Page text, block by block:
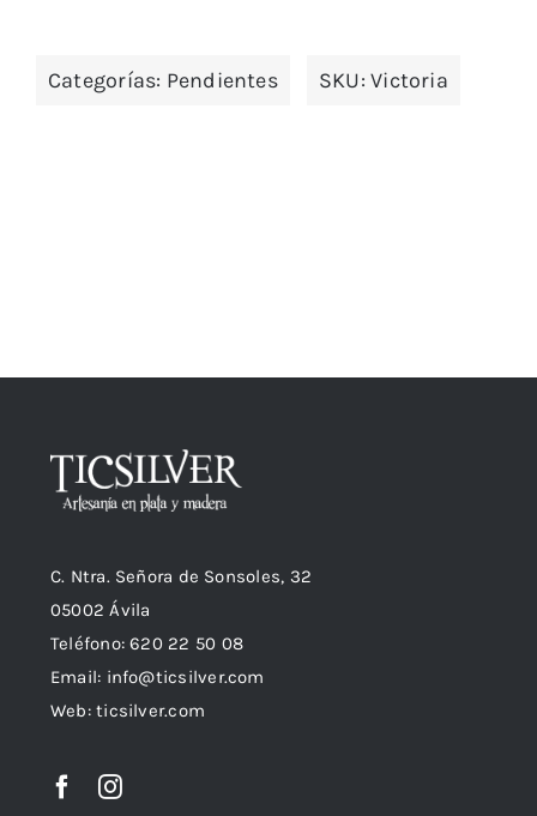
Categorías: Pendientes SKU:Victoria
C. Ntra. Señora de Sonsoles, 32
05002 Ávila
Teléfono: 620 22 50 08
Email: info@ticsilver.com
Web: ticsilver.com